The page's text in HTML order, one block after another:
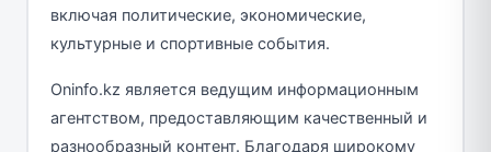
включая политические, экономические,
культурные и спортивные события.
Oninfo.kz является ведущим информационным
агентством, предоставляющим качественный и
разнообразный контент. Благодаря широкому